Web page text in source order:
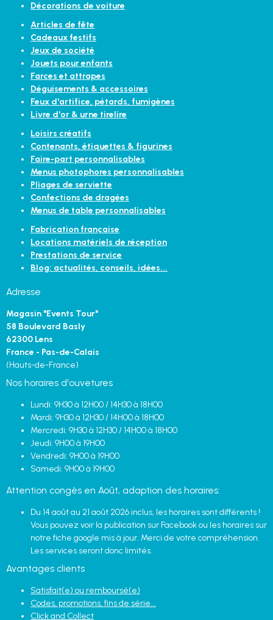
Décorations de voiture
Articles de fête
Cadeaux festifs
Jeux de société
Jouets pour enfants
Farces et attrapes
Déguisements & accessoires
Feux d'artifice, pétards, fumigènes
Livre d'or & urne tirelire
Loisirs créatifs
Contenants, étiquettes & figurines
Faire-part personnalisables
Menus photophores personnalisables
Pliages de serviette
Confections de dragées
Menus de table personnalisables
Fabrication française
Locations matériels de réception
Prestations de service
Blog: actualités, conseils, idées...
Adresse
Magasin "Events Tour"
58 Boulevard Basly
62300 Lens
France - Pas-de-Calais
(Hauts-de-France)
Nos horaires d'ouvetures
Lundi: 9H30 à 12H00 / 14H30 à 18H00
Mardi: 9H30 à 12H30 / 14H00 à 18H00
Mercredi: 9H30 à 12H30 / 14H00 à 18H00
Jeudi: 9H00 à 19H00
Vendredi: 9H00 à 19H00
Samedi: 9H00 à 19H00
Attention congès en Août, adaption des horaires:
Du 14 août au 21 août 2026 inclus, les horaires sont différents !
Vous pouvez voir la publication sur Facebook ou les horaires sur
notre fiche google mis à jour. Merci de votre compréhension.
Les services seront donc limités.
Avantages clients
Satisfait(e) ou remboursé(e)
Codes, promotions, fins de série...
Click and Collect